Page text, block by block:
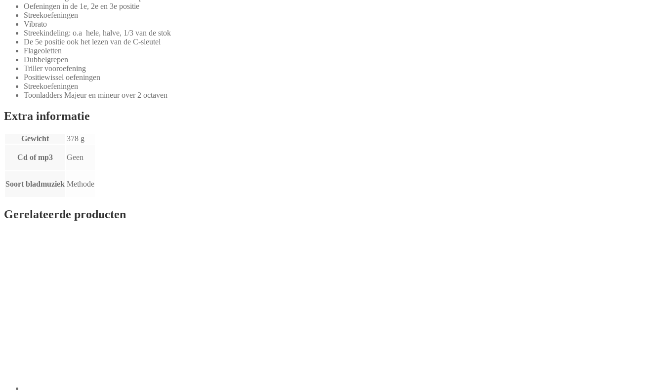
Oefeningen in de 1e, 2e en 3e positie
Streekoefeningen
Vibrato
Streekindeling: o.a hele, halve, 1/3 van de stok
De 5e positie ook het lezen van de C-sleutel
Flageoletten
Dubbelgrepen
Triller vooroefening
Positiewissel oefeningen
Streekoefeningen
Toonladders Majeur en mineur over 2 octaven
Extra informatie
Gewicht 378 g
Cd of mp3 Geen
Soort bladmuziek Methode
Gerelateerde producten